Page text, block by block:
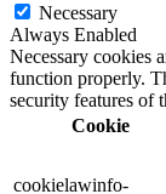
Necessary
Always Enabled
Necessary cookies
function properly.
security features of
Cookie
cookielawinfo-